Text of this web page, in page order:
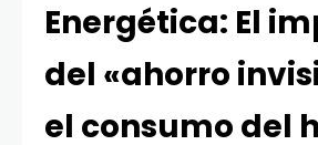
Energética: El
del «ahorro
el consumo del